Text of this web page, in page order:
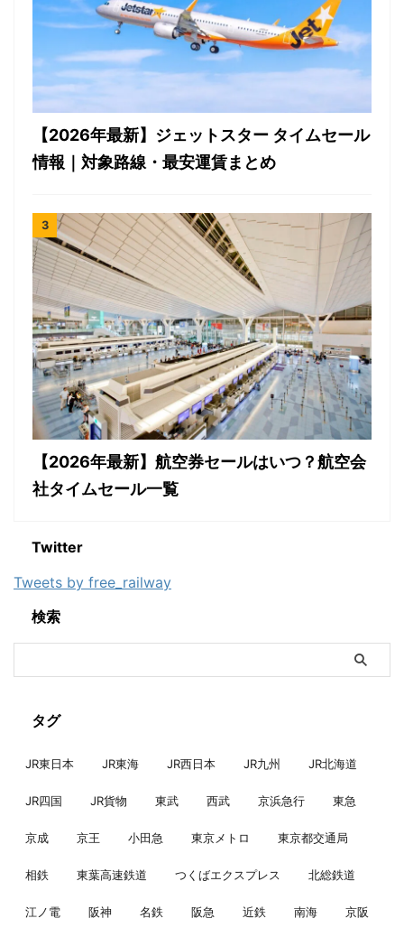
【2026年最新】ジェットスター タイムセール
情報｜対象路線・最安運賃まとめ
【2026年最新】航空券セールはいつ？航空会
社タイムセール一覧
Twitter
Tweets by free_railway
検索
タグ
JR東日本 JR東海 JR西日本 JR九州 JR北海道
JR四国 JR貨物 東武 西武 京浜急行 東急
京成 京王 小田急 東京メトロ 東京都交通局
相鉄 東葉高速鉄道 つくばエクスプレス 北総鉄道
江ノ電 阪神 名鉄 阪急 近鉄 南海 京阪